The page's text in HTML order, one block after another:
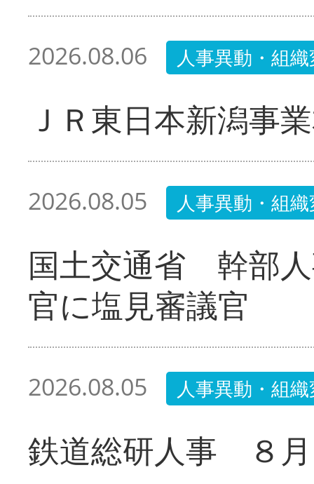
2026.08.06 人事異動・組
ＪＲ東日本新潟事
2026.08.05 人事異動・組
国土交通省 幹部
官に塩見審議官
2026.08.05 人事異動・組
鉄道総研人事 ８